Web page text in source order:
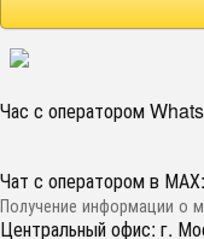
Час с оператором
Чат с оператором
Получение информации о
Центральный офис: г.